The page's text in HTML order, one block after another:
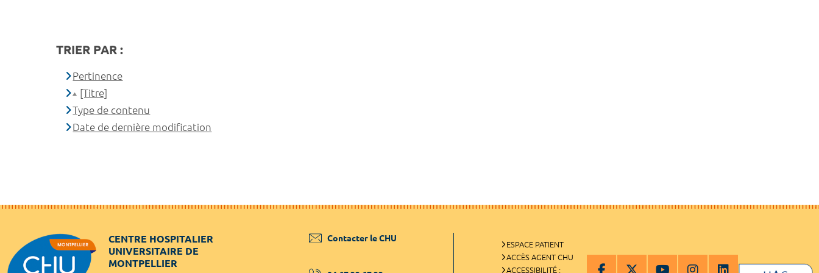
TRIER PAR :
Pertinence
[Titre]
Type de contenu
Date de dernière modification
CENTRE HOSPITALIER
UNIVERSITAIRE DE
MONTPELLIER
Contacter le CHU
ESPACE PATIENT
ACCÈS AGENT CHU
ACCESSIBILITÉ :